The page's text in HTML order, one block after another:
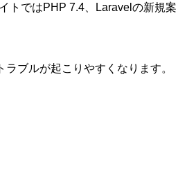
トではPHP 7.4、Laravelの新規案
ブルが起こりやすくなります。